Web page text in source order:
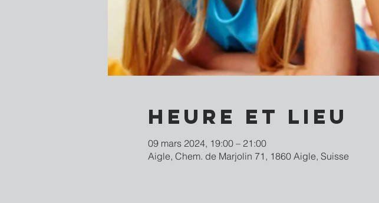
Heure et lieu
09 mars 2024, 19:00 – 21:00
Aigle, Chem. de Marjolin 71, 1860 Aigle, Suisse